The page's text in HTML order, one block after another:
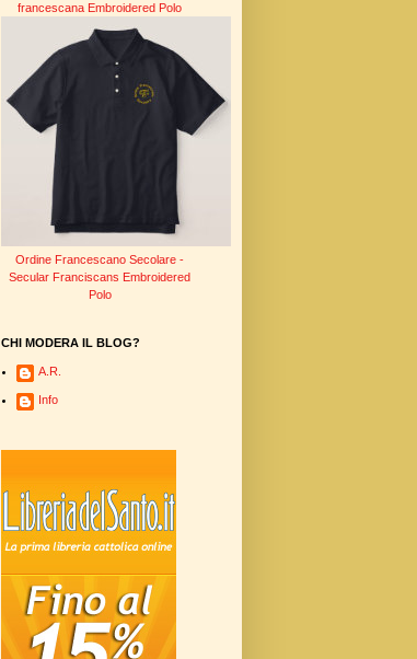
francescana Embroidered Polo
Ordine Francescano Secolare -
Secular Franciscans Embroidered
Polo
CHI MODERA IL BLOG?
A.R.
Info